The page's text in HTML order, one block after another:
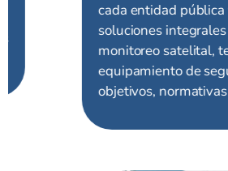
cada entidad pública y
soluciones integrales que
monitoreo satelital,
equipamiento de seguridad,
objetivos, normativas y